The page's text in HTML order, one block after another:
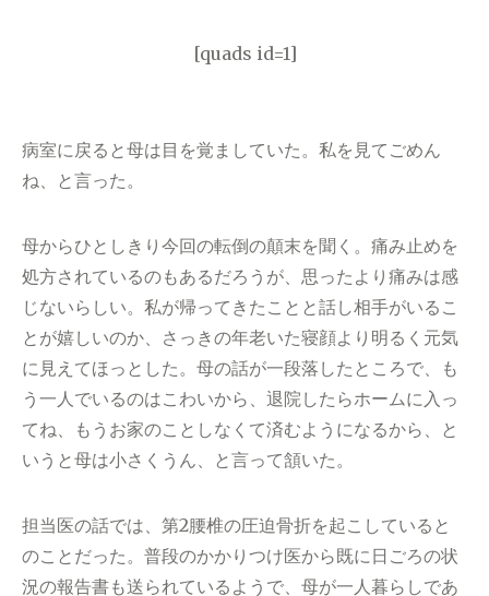
[quads id=1]
病室に戻ると母は目を覚ましていた。私を見てごめん
ね、と言った。
母からひとしきり今回の転倒の顛末を聞く。痛み止めを
処方されているのもあるだろうが、思ったより痛みは感
じないらしい。私が帰ってきたことと話し相手がいるこ
とが嬉しいのか、さっきの年老いた寝顔より明るく元気
に見えてほっとした。母の話が一段落したところで、も
う一人でいるのはこわいから、退院したらホームに入っ
てね、もうお家のことしなくて済むようになるから、と
いうと母は小さくうん、と言って頷いた。
担当医の話では、第2腰椎の圧迫骨折を起こしていると
のことだった。普段のかかりつけ医から既に日ごろの状
況の報告書も送られているようで、母が一人暮らしであ